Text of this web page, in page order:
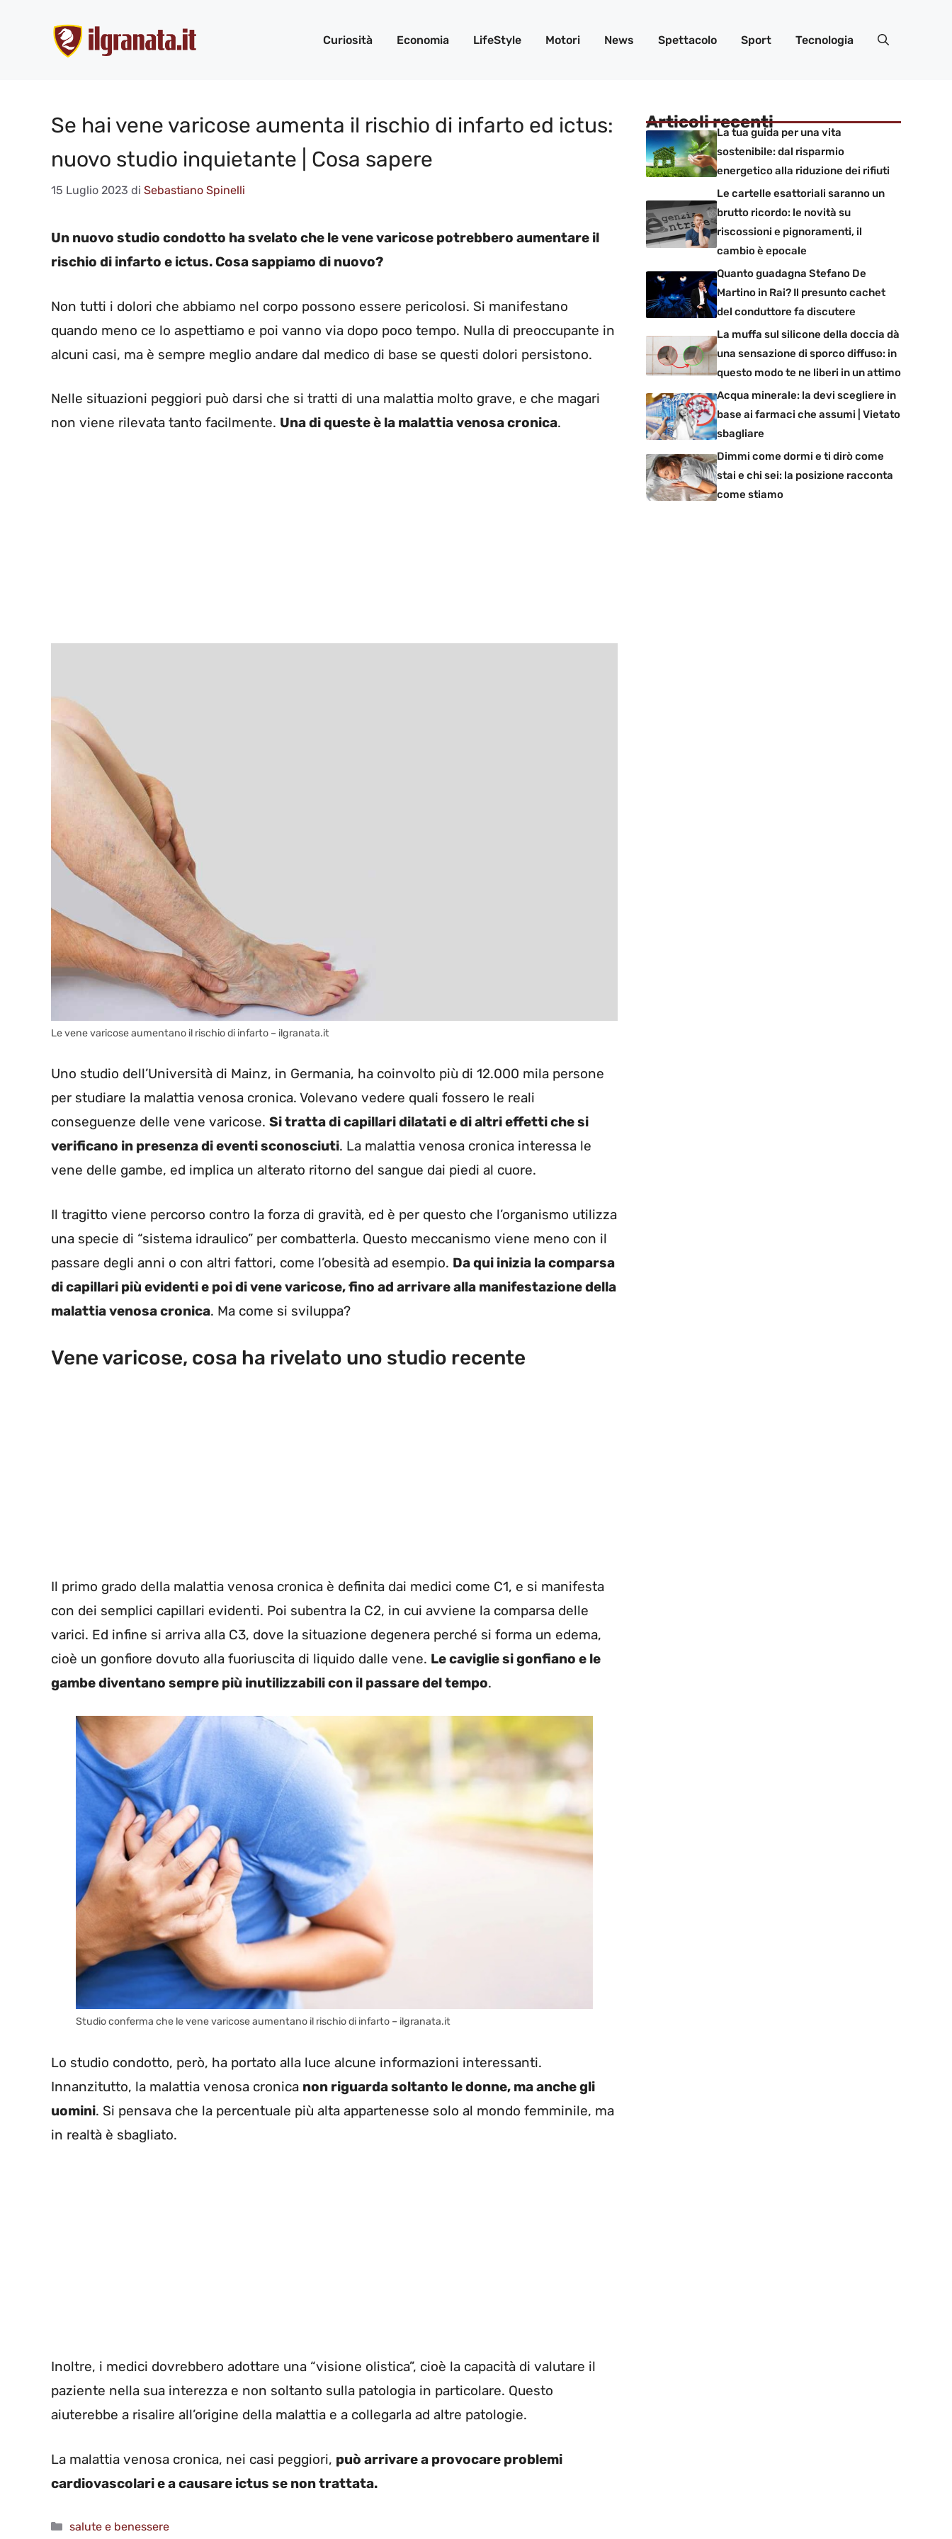
contenuto
Curiosità Economia LifeStyle Motori News Spettacolo Sport Tecnologia
Se hai vene varicose aumenta il rischio di infarto ed ictus:
nuovo studio inquietante | Cosa sapere
15 Luglio 2023 di Sebastiano Spinelli
Un nuovo studio condotto ha svelato che le vene varicose potrebbero aumentare il
rischio di infarto e ictus. Cosa sappiamo di nuovo?
Non tutti i dolori che abbiamo nel corpo possono essere pericolosi. Si manifestano
quando meno ce lo aspettiamo e poi vanno via dopo poco tempo. Nulla di preoccupante in
alcuni casi, ma è sempre meglio andare dal medico di base se questi dolori persistono.
Nelle situazioni peggiori può darsi che si tratti di una malattia molto grave, e che magari
non viene rilevata tanto facilmente. Una di queste è la malattia venosa cronica.
Le vene varicose aumentano il rischio di infarto – ilgranata.it
Uno studio dell’Università di Mainz, in Germania, ha coinvolto più di 12.000 mila persone
per studiare la malattia venosa cronica. Volevano vedere quali fossero le reali
conseguenze delle vene varicose. Si tratta di capillari dilatati e di altri effetti che si
verificano in presenza di eventi sconosciuti. La malattia venosa cronica interessa le
vene delle gambe, ed implica un alterato ritorno del sangue dai piedi al cuore.
Il tragitto viene percorso contro la forza di gravità, ed è per questo che l’organismo utilizza
una specie di “sistema idraulico” per combatterla. Questo meccanismo viene meno con il
passare degli anni o con altri fattori, come l’obesità ad esempio. Da qui inizia la comparsa
di capillari più evidenti e poi di vene varicose, fino ad arrivare alla manifestazione della
malattia venosa cronica. Ma come si sviluppa?
Vene varicose, cosa ha rivelato uno studio recente
Il primo grado della malattia venosa cronica è definita dai medici come C1, e si manifesta
con dei semplici capillari evidenti. Poi subentra la C2, in cui avviene la comparsa delle
varici. Ed infine si arriva alla C3, dove la situazione degenera perché si forma un edema,
cioè un gonfiore dovuto alla fuoriuscita di liquido dalle vene. Le caviglie si gonfiano e le
gambe diventano sempre più inutilizzabili con il passare del tempo.
Studio conferma che le vene varicose aumentano il rischio di infarto – ilgranata.it
Lo studio condotto, però, ha portato alla luce alcune informazioni interessanti.
Innanzitutto, la malattia venosa cronica non riguarda soltanto le donne, ma anche gli
uomini. Si pensava che la percentuale più alta appartenesse solo al mondo femminile, ma
in realtà è sbagliato.
Inoltre, i medici dovrebbero adottare una “visione olistica”, cioè la capacità di valutare il
paziente nella sua interezza e non soltanto sulla patologia in particolare. Questo
aiuterebbe a risalire all’origine della malattia e a collegarla ad altre patologie.
La malattia venosa cronica, nei casi peggiori, può arrivare a provocare problemi
cardiovascolari e a causare ictus se non trattata.
Categorie
salute e benessere
Articoli recenti
La tua guida per una vita
sostenibile: dal risparmio
energetico alla riduzione dei rifiuti
Le cartelle esattoriali saranno un
brutto ricordo: le novità su
riscossioni e pignoramenti, il
cambio è epocale
Quanto guadagna Stefano De
Martino in Rai? Il presunto cachet
del conduttore fa discutere
La muffa sul silicone della doccia dà
una sensazione di sporco diffuso: in
questo modo te ne liberi in un attimo
Acqua minerale: la devi scegliere in
base ai farmaci che assumi | Vietato
sbagliare
Dimmi come dormi e ti dirò come
stai e chi sei: la posizione racconta
come stiamo